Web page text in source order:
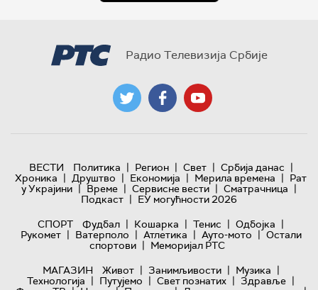
Радио Телевизија Србије
ВЕСТИ Политика | Регион | Свет | Србија данас |
Хроника | Друштво | Економија | Мерила времена | Рат
у Украјини | Време | Сервисне вести | Сматрачница |
Подкаст | ЕУ могућности 2026
СПОРТ
Фудбал | Кошарка | Тенис | Одбојка |
Рукомет | Ватерполо | Атлетика | Ауто-мото | Остали
спортови | Меморијал РТС
МАГАЗИН
Живот | Занимљивости | Музика |
Технологијa | Путујемо | Свет познатих | Здравље |